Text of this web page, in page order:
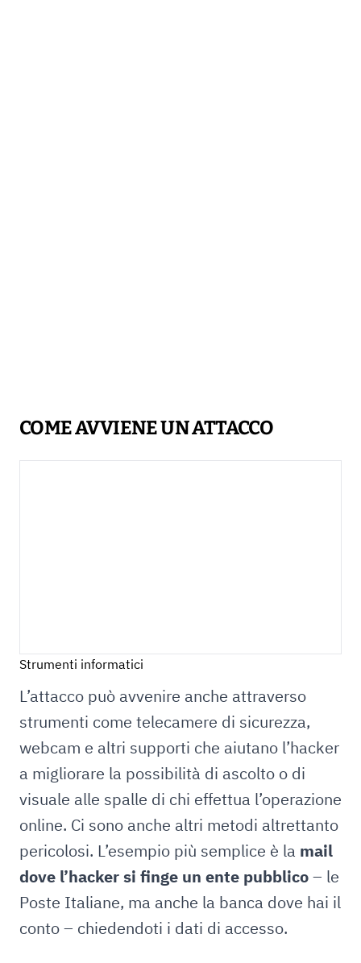
COME AVVIENE UN ATTACCO
Strumenti informatici
L’attacco può avvenire anche attraverso
strumenti come telecamere di sicurezza,
webcam e altri supporti che aiutano l’hacker
a migliorare la possibilità di ascolto o di
visuale alle spalle di chi effettua l’operazione
online. Ci sono anche altri metodi altrettanto
pericolosi. L’esempio più semplice è la mail
dove l’hacker si finge un ente pubblico– le
Poste Italiane, ma anche la banca dove hai il
conto – chiedendoti i dati di accesso.